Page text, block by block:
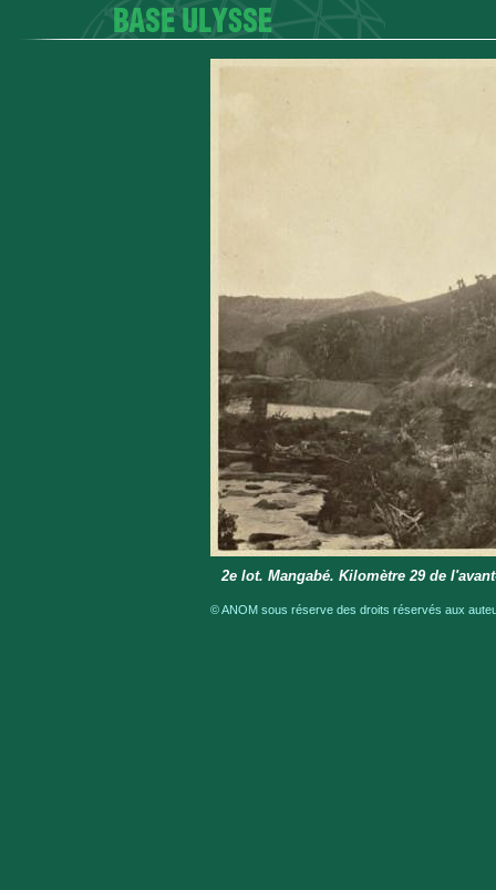
2e lot. Mangabé. Kilomètre 29 de
© ANOM sous réserve des droits réservés aux